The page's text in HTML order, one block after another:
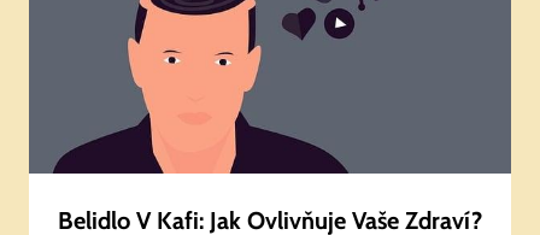
Belidlo V Kafi: Jak Ovlivňuje Vaše Zdraví?